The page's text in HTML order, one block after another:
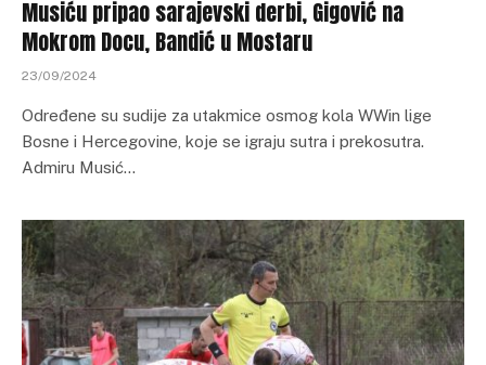
Musiću pripao sarajevski derbi, Gigović na
Mokrom Docu, Bandić u Mostaru
23/09/2024
Određene su sudije za utakmice osmog kola WWin lige
Bosne i Hercegovine, koje se igraju sutra i prekosutra.
Admiru Musić…